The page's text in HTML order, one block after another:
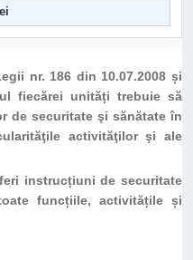
nr. 186 din 10.07.2008 și
fiecărei unități trebuie să
de securitate şi sănătate în
activităţilor şi ale
instrucțiuni de securitate
funcțiile, activitățile și